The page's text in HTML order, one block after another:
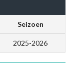
Seizoen
2025-2026